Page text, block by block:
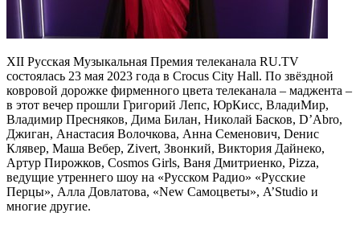
XII Русская Музыкальная Премия телеканала RU.TV
состоялась 23 мая 2023 года в Crocus City Hall. По звёздной
ковровой дорожке фирменного цвета телеканала – маджента –
в этот вечер прошли Григорий Лепс, ЮрКисс, ВладиМир,
Владимир Пресняков, Дима Билан, Николай Басков, D’Abro,
Джиган, Анастасия Волочкова, Анна Семенович, Dенис
Клявер, Маша Вебер, Zivert, Звонкий, Виктория Дайнеко,
Артур Пирожков, Cosmos Girls, Ваня Дмитриенко, Pizza,
ведущие утреннего шоу на «Русском Радио» «Русские
Перцы», Алла Довлатова, «New Самоцветы», A’Studio и
многие другие.